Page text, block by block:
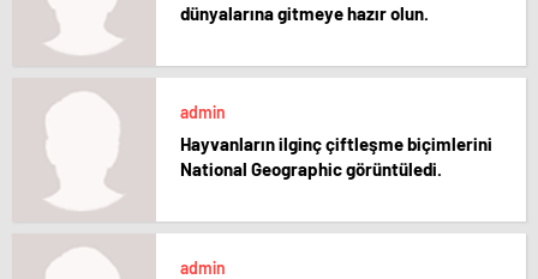
dünyalarına gitmeye hazır olun.
admin
Hayvanların ilginç çiftleşme biçimlerini
National Geographic görüntüledi.
admin